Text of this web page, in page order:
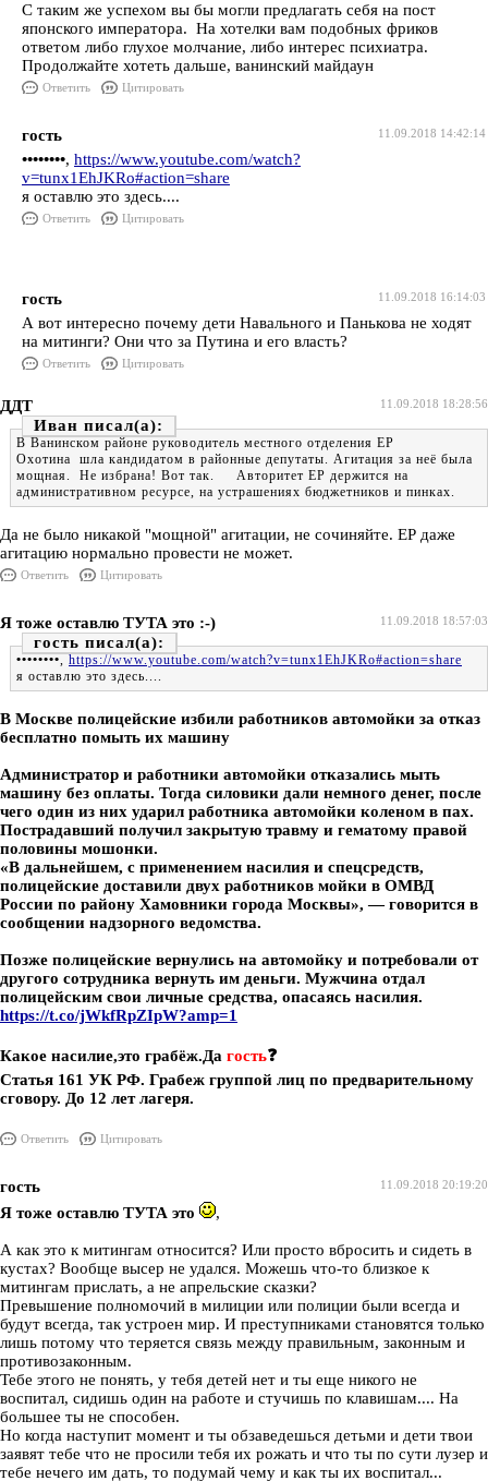
С таким же успехом вы бы могли предлагать себя на пост
японского императора. На хотелки вам подобных фриков
ответом либо глухое молчание, либо интерес психиатра.
Продолжайте хотеть дальше, ванинский майдаун
Ответить Цитировать
11.09.2018 14:42:14
гость
••••••••, https://www.youtube.com/watch?
v=tunx1EhJKRo#action=share
я оставлю это здесь....
Ответить Цитировать
11.09.2018 16:14:03
гость
А вот интересно почему дети Навального и Панькова не ходят
на митинги? Они что за Путина и его власть?
Ответить Цитировать
11.09.2018 18:28:56
ДДТ
Иван
В Ванинском районе руководитель местного отделения ЕР
Охотина шла кандидатом в районные депутаты. Агитация за неё была
мощная. Не избрана! Вот так. Авторитет ЕР держится на
административном ресурсе, на устрашениях бюджетников и пинках.
Да не было никакой "мощной" агитации, не сочиняйте. ЕР даже
агитацию нормально провести не может.
Ответить Цитировать
11.09.2018 18:57:03
Я тоже оставлю ТУТА это :-)
гость
••••••••, https://www.youtube.com/watch?v=tunx1EhJKRo#action=share
я оставлю это здесь....
В Москве полицейские избили работников автомойки за отказ
бесплатно помыть их машину
Администратор и работники автомойки отказались мыть
машину без оплаты. Тогда силовики дали немного денег, после
чего один из них ударил работника автомойки коленом в пах.
Пострадавший получил закрытую травму и гематому правой
половины мошонки.
«В дальнейшем, с применением насилия и спецсредств,
полицейские доставили двух работников мойки в ОМВД
России по району Хамовники города Москвы», — говорится в
сообщении надзорного ведомства.
Позже полицейские вернулись на автомойку и потребовали от
другого сотрудника вернуть им деньги. Мужчина отдал
полицейским свои личные средства, опасаясь насилия.
https://t.co/jWkfRpZIpW?amp=1
Какое насилие,это грабёж.Да гость❓
Статья 161 УК РФ. Грабеж группой лиц по предварительному
сговору. До 12 лет лагеря.
Ответить Цитировать
11.09.2018 20:19:20
гость
Я тоже оставлю ТУТА это
,
А как это к митингам относится? Или просто вбросить и сидеть в
кустах? Вообще высер не удался. Можешь что-то близкое к
митингам прислать, а не апрельские сказки?
Превышение полномочий в милиции или полиции были всегда и
будут всегда, так устроен мир. И преступниками становятся только
лишь потому что теряется связь между правильным, законным и
противозаконным.
Тебе этого не понять, у тебя детей нет и ты еще никого не
воспитал, сидишь один на работе и стучишь по клавишам.... На
большее ты не способен.
Но когда наступит момент и ты обзаведешься детьми и дети твои
заявят тебе что не просили тебя их рожать и что ты по сути лузер и
тебе нечего им дать, то подумай чему и как ты их воспитал...